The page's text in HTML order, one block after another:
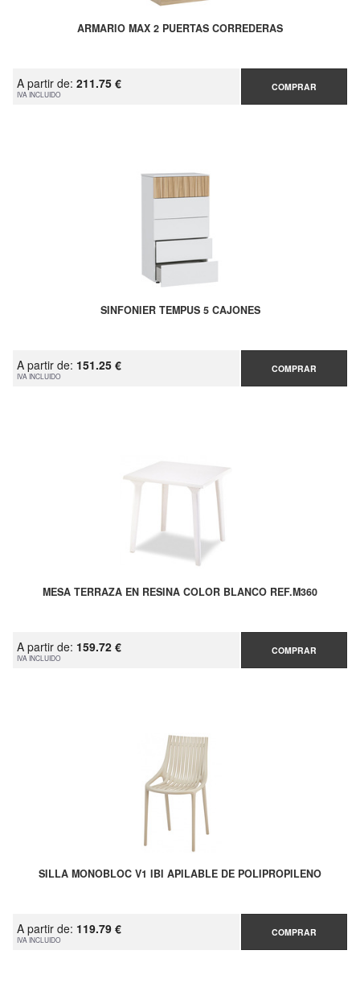
ARMARIO MAX 2 PUERTAS CORREDERAS
A partir de: 211.75 €
IVA INCLUIDO
COMPRAR
SINFONIER TEMPUS 5 CAJONES
A partir de: 151.25 €
IVA INCLUIDO
COMPRAR
MESA TERRAZA EN RESINA COLOR BLANCO REF.M360
A partir de: 159.72 €
IVA INCLUIDO
COMPRAR
SILLA MONOBLOC V1 IBI APILABLE DE POLIPROPILENO
A partir de: 119.79 €
IVA INCLUIDO
COMPRAR